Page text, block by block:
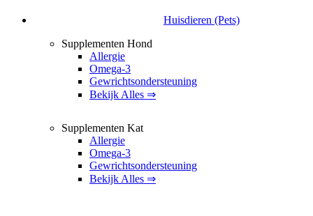
Huisdieren (Pets)
Supplementen Hond
Allergie
Omega-3
Gewrichtsondersteuning
Bekijk Alles ⇒
Supplementen Kat
Allergie
Omega-3
Gewrichtsondersteuning
Bekijk Alles ⇒